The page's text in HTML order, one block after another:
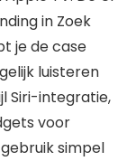
in Zoek
je de case
luisteren
Siri-integratie,
voor
simpel